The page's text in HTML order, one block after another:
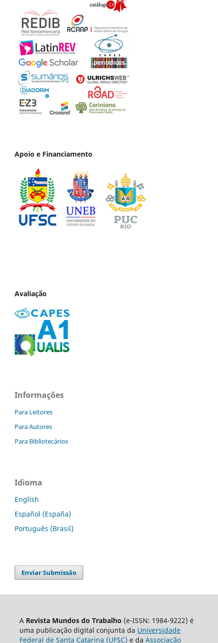
Apoio e Financiamento
Avaliação
Informações
Para Leitores
Para Autores
Para Bibliotecários
Idioma
English
Español (España)
Português (Brasil)
Enviar Submissão
A Revista Mundos do Trabalho (e-ISSN: 1984-9222) é
uma publicação digital conjunta da Universidade
Federal de Santa Catarina (UFSC) e da Associação